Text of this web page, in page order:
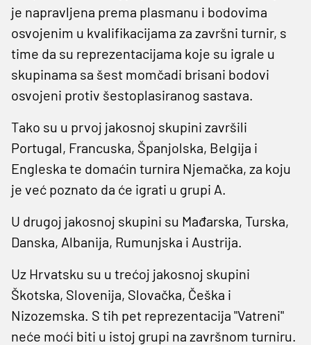
je napravljena prema plasmanu i bodovima
osvojenim u kvalifikacijama za završni turnir, s
time da su reprezentacijama koje su igrale u
skupinama sa šest momčadi brisani bodovi
osvojeni protiv šestoplasiranog sastava.
Tako su u prvoj jakosnoj skupini završili
Portugal, Francuska, Španjolska, Belgija i
Engleska te domaćin turnira Njemačka, za koju
je već poznato da će igrati u grupi A.
U drugoj jakosnoj skupini su Mađarska, Turska,
Danska, Albanija, Rumunjska i Austrija.
Uz Hrvatsku su u trećoj jakosnoj skupini
Škotska, Slovenija, Slovačka, Češka i
Nizozemska. S tih pet reprezentacija "Vatreni"
neće moći biti u istoj grupi na završnom turniru.